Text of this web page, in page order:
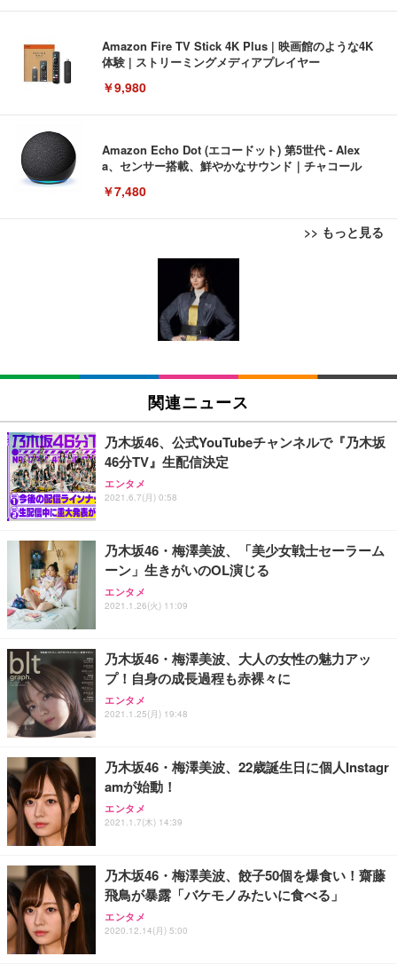
Amazon Fire TV Stick 4K Plus | 映画館のような4K
体験 | ストリーミングメディアプレイヤー
￥9,980
Amazon Echo Dot (エコードット) 第5世代 - Alex
a、センサー搭載、鮮やかなサウンド｜チャコール
￥7,480
>> もっと見る
[EdoErgo] オフィスチェア 椅子 テレワーク 疲れな
い 跳ね上げ式アームレスト コンパクト 約105度ロッ
キング pc 事務椅子 360度回転 座面昇降 強化ナイロ
ン樹脂ベース 通気性メッシュ 在宅ワーク H-WY01
(黒網+黒枠+黒足)
SIHOO B100 オフィスチェア／デスクチェア メッシ
ュチェア 人間工学 疲れない ブラック
￥27,999
ワーク チェア 強化バックレスト 30度ロッキング機
能 人間工学 椅子 腰サポート 90度跳ね上げ式アーム
務用 おしゃれ パソコンチェア (ブラック)
Sezlife オフィスチェア デスクチェア 疲れない テレ
ワーク チェア 強化バックレスト 30度ロッキング機
能 人間工学 椅子 腰サポート 90度跳ね上げ式アーム
務用 おしゃれ パソコンチェア (ホワイト)
ANDWINT オフィスチェア デスクチェア 肘なし メ
ッシュ 通気性 ランバーサポート付き 腰サポート ガ
ス圧無段階昇降 360度回転 キャスター付き コンパク
EIZO ビジネス向けプレミアムモニター | FlexScan
EV3240X-WT | 31.5型4K UHD・USB Type-C・ホワ
￥105,595
EIZO ビジネス向けプレミアムモニター | FlexScan
￥109,572
【純正品】27"ゲーミングモニター DualSense 充電
フック付き（CFI-ZDM1J）
【整備済み品】Dell E2724HS 27インチ 液晶モニタ
ー フルHD（1920×1080）VA 非光沢 HDMI/DisplayP
ort/VGA スピーカー内蔵 高さ調整 スイベル VESA対
【MiniLED/24.5inch/280Hz/FHD】GRAPHT THE S
HOOTER Gaming Monitor 24” Essential ゲーミン
グモニター QD 24.5インチ 1ms FHD 量子ドット 残
Amazonベーシック ペットシーツ 薄型 レギュラー 1
回使い捨て 無香料 ホワイト 300枚
Amazonベーシック ペットシーツ 厚型 ワイド 42枚
x2袋(84枚) ホワイト(吸収面:ライトブルー)
￥3,234
ネオ・ルーライフ ネオ・オムツ L 中型犬用 26枚入
り 単品
Smart Basic(スマートベーシック) 【Amazon.co.jp
限定】 Smart Basic アイリスオーヤマ ペットシーツ
超厚型 お徳用 ワイド 100枚入 (x 1) (ケース販売)
アイリスオーヤマ ペットシーツ 超厚型 お徳用 レギ
ュラー 200枚入【Amazon.co.jp限定】
関連ニュース
乃木坂46、公式YouTubeチャンネルで『乃木坂
46分TV』生配信決定
エンタメ
2021.6.7(月) 0:58
乃木坂46・梅澤美波、「美少女戦士セーラーム
ーン」生きがいのOL演じる
エンタメ
2021.1.26(火) 11:09
乃木坂46・梅澤美波、大人の女性の魅力アッ
プ！自身の成長過程も赤裸々に
エンタメ
2021.1.25(月) 19:48
乃木坂46・梅澤美波、22歳誕生日に個人Instagr
amが始動！
エンタメ
2021.1.7(木) 14:39
乃木坂46・梅澤美波、餃子50個を爆食い！齋藤
飛鳥が暴露「バケモノみたいに食べる」
エンタメ
2020.12.14(月) 5:00